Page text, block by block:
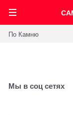
По Камню
Мы в соц сетях